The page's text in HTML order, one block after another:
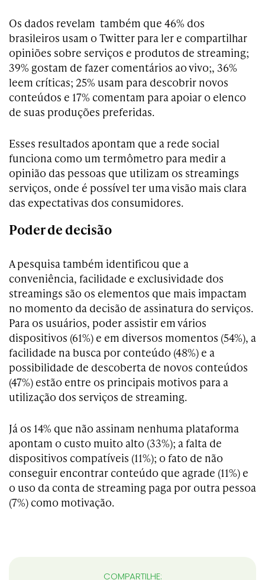
Os dados revelam também que 46% dos
brasileiros usam o Twitter para ler e compartilhar
opiniões sobre serviços e produtos de streaming;
39% gostam de fazer comentários ao vivo;, 36%
leem críticas; 25% usam para descobrir novos
conteúdos e 17% comentam para apoiar o elenco
de suas produções preferidas.
Esses resultados apontam que a rede social
funciona como um termômetro para medir a
opinião das pessoas que utilizam os streamings
serviços, onde é possível ter uma visão mais clara
das expectativas dos consumidores.
Poder de decisão
A pesquisa também identificou que a
conveniência, facilidade e exclusividade dos
streamings são os elementos que mais impactam
no momento da decisão de assinatura do serviços.
Para os usuários, poder assistir em vários
dispositivos (61%) e em diversos momentos (54%), a
facilidade na busca por conteúdo (48%) e a
possibilidade de descoberta de novos conteúdos
(47%) estão entre os principais motivos para a
utilização dos serviços de streaming.
Já os 14% que não assinam nenhuma plataforma
apontam o custo muito alto (33%); a falta de
dispositivos compatíveis (11%); o fato de não
conseguir encontrar conteúdo que agrade (11%) e
o uso da conta de streaming paga por outra pessoa
(7%) como motivação.
COMPARTILHE: